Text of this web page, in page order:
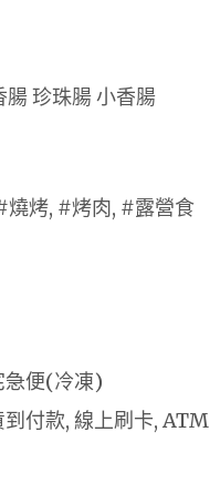
珍珠腸 小香腸
烤, #烤肉, #露營食
急便(冷凍)
付款, 線上刷卡, ATM